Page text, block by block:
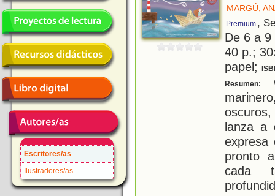
Escritores/as
Ilustradores/as
MARGÚ,
Premium ,
De 6 a
40 p.;
papel;
Resumen:
lanza a
expresa
pronto
cada